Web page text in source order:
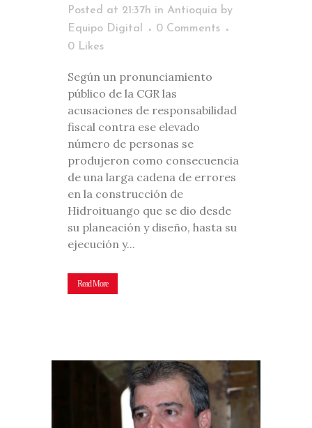
Posted at 21:37h in Antioquia by
Equipo Digital
0 Comments
0 Likes
Según un pronunciamiento
público de la CGR las
acusaciones de responsabilidad
fiscal contra ese elevado
número de personas se
produjeron como consecuencia
de una larga cadena de errores
en la construcción de
Hidroituango que se dio desde
su planeación y diseño, hasta su
ejecución y...
Read More